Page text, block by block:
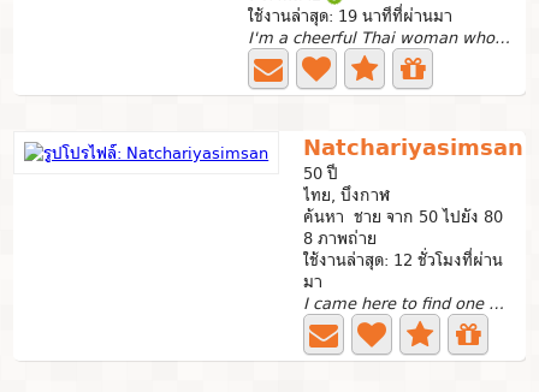
ใช้งานล่าสุด: 19 นาทีที่ผ่านมา
I'm a cheerful Thai woman who loves cooking traveling,...
Natchariyasimsan
50 ปี
ไทย, บึงกาฬ
ค้นหา ชาย จาก 50 ไปยัง 80
8 ภาพถ่าย
ใช้งานล่าสุด: 12 ชั่วโมงที่ผ่าน
มา
I came here to find one man to be by my side in the later...